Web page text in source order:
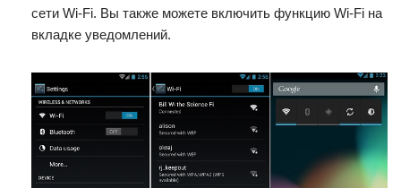
сети Wi-Fi. Вы также можете включить функцию Wi-Fi на
вкладке уведомлений.